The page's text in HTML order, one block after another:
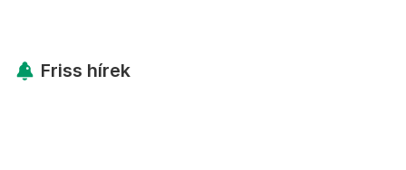
Friss hírek